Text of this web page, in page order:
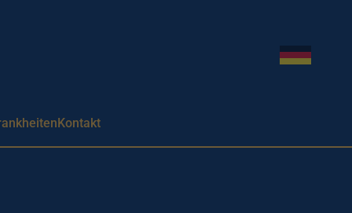
Sprache
Kontakt